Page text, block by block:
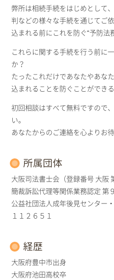
弊所は相続手続をはじめとして
判などの様々な手続を通じてご
込まれる前にこれを防ぐ“予防法
これらに関する手続を行う前に
か？
たったこれだけであなたやあな
込まれることを防ぐことができ
初回相談はすべて無料ですので
い。
あなたからのご連絡を心よりお
所属団体
大阪司法書士会（登録番号 大阪
簡裁訴訟代理等関係業務認定 第
公益社団法人成年後見センター
１１２６５１
経歴
大阪府豊中市出身
大阪府池田高校卒